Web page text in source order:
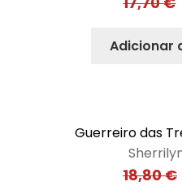
Adicionar
Guerreiro das
18,80€